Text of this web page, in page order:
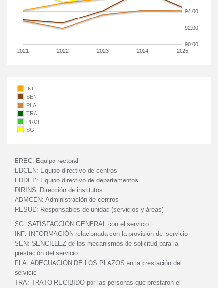
2021 2022 2023 2024 2025
90.00
92.00
94.00
INF
SEN
PLA
TRA
PROF
SG
EREC: Equipo rectoral
EDCEN: Equipo directivo de centros
EDDEP: Equipo directivo de departamentos
DIRINS: Dirección de institutos
ADMCEN: Administración de centros
RESUD: Responsables de unidad (servicios y áreas)
SG: SATISFACCIÓN GENERAL con el servicio
INF:
INFORMACIÓN relacionada con la provisión del servicio
SEN: SENCILLEZ de los mecanismos de solicitud para la
prestación del servicio
PLA: ADECUACIÓN DE LOS PLAZOS en la prestación del
servicio
TRA: TRATO RECIBIDO por las personas que prestaron el